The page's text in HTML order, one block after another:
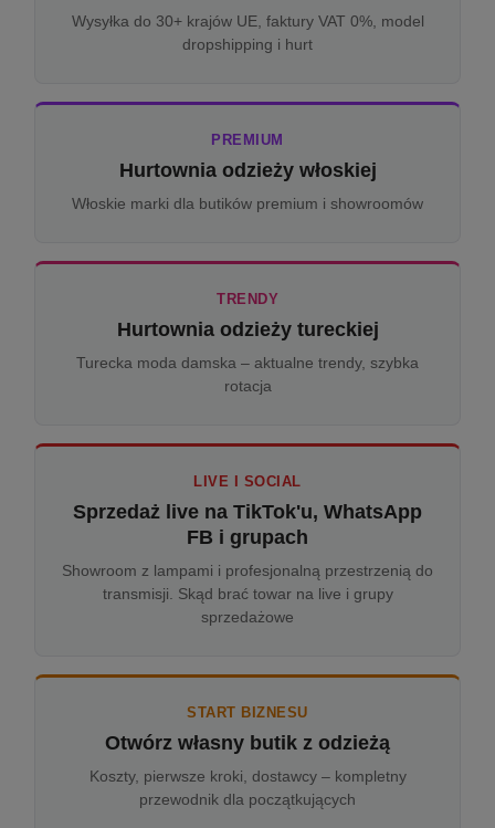
Wysyłka do 30+ krajów UE, faktury VAT 0%, model
dropshipping i hurt
PREMIUM
Hurtownia odzieży włoskiej
Włoskie marki dla butików premium i showroomów
TRENDY
Hurtownia odzieży tureckiej
Turecka moda damska – aktualne trendy, szybka
rotacja
LIVE I SOCIAL
Sprzedaż live na TikTok'u, WhatsApp
FB i grupach
Showroom z lampami i profesjonalną przestrzenią do
transmisji. Skąd brać towar na live i grupy
sprzedażowe
START BIZNESU
Otwórz własny butik z odzieżą
Koszty, pierwsze kroki, dostawcy – kompletny
przewodnik dla początkujących